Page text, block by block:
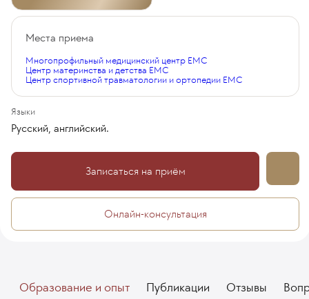
Места приема
Многопрофильный медицинский центр EMC
Центр материнства и детства EMC
Центр спортивной травматологии и ортопедии EMC
Языки
Русский, английский.
Записаться на приём
Онлайн-консультация
Образование и опыт Публикации Отзывы